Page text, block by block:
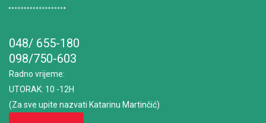
048/ 655-180
098/750-603
Radno vrijeme:
UTORAK: 10 -12H
(Za sve upite nazvati Katarinu Martinčić)